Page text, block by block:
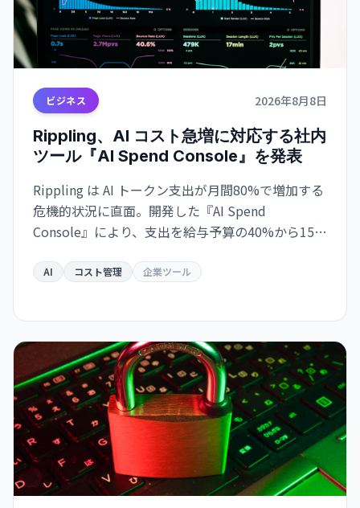
ビジネス 2026年8月8日
Rippling、AI コスト急増に対応する社内
ツール『AI Spend Console』を発表
Rippling は AI トークン支出が月間80%で増加する
危機的状況に直面。開発した『AI Spend
Console』により、支出を給与予算の40%から15%
た。
AI コスト管理 企業ツール